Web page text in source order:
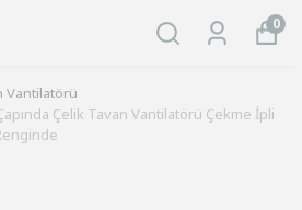
0
Vantilatörü
Çelik Tavan Vantilatörü Çekme İpli